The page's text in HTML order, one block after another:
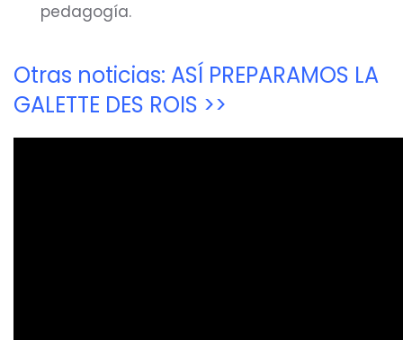
pedagogía.
Otras noticias: ASÍ PREPARAMOS LA
GALETTE DES ROIS >>